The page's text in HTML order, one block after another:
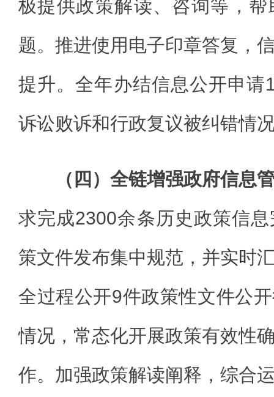
极提供政策解读、咨询等，
题。推进使用电子印章答复，
提升。全年办结信息公开申请
诉讼败诉和行政复议被纠错情
（四）全链增强政府信息
求完成2300余条历史政策信
策文件发布集中规范，并实时
全过程公开9件政策性文件公
情况，常态化开展政策有效性
作。加强政策解读阐释，综合